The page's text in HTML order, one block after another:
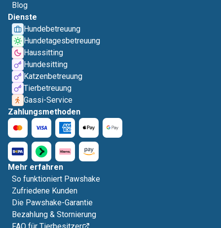
Blog
Dienste
Hundebetreuung
Hundetagesbetreuung
Haussitting
Hundesitting
Katzenbetreuung
Tierbetreuung
Gassi-Service
Zahlungsmethoden
Mehr erfahren
So funktioniert Pawshake
Zufriedene Kunden
Die Pawshake-Garantie
Bezahlung & Stornierung